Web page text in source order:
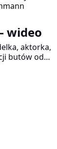
wideo
aktorka,
butów od
zapach